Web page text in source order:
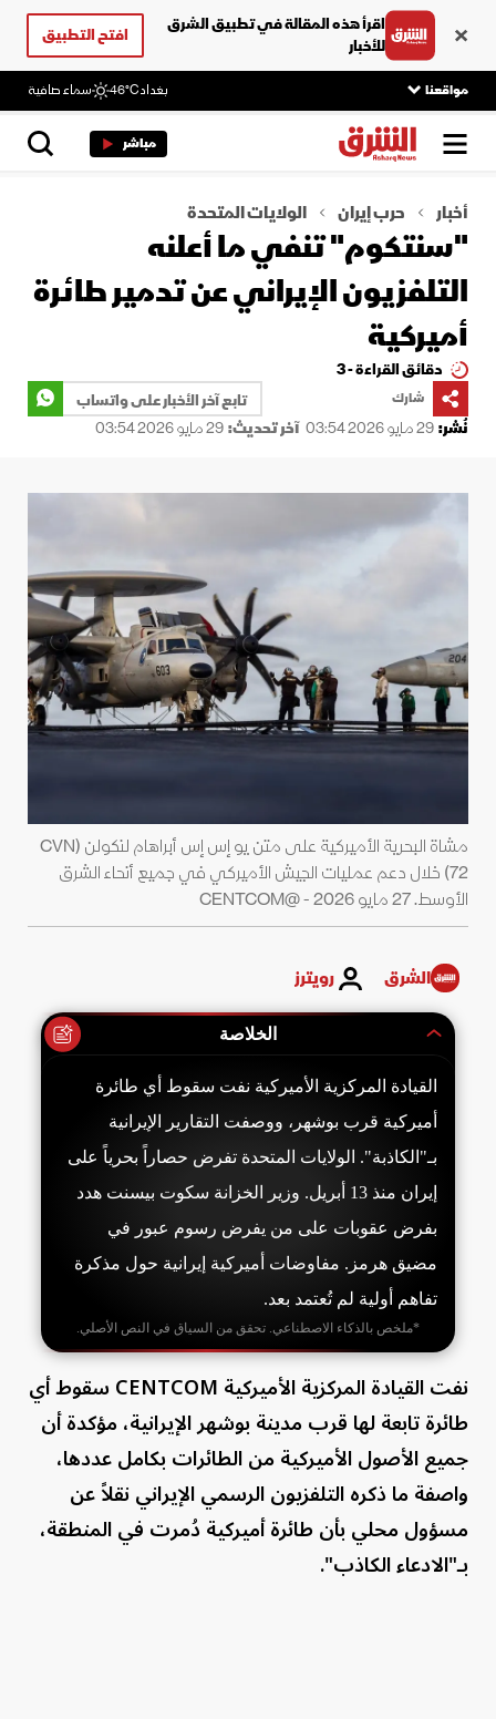
اقرأ هذه المقالة في تطبيق الشرق
للأخبار
افتح التطبيق
مواقعنا بغداد46°C سماء صافية
مباشر
أخبار حرب إيران الولايات المتحدة
"سنتكوم" تنفي ما أعلنه
التلفزيون الإيراني عن تدمير طائرة
أميركية
دقائق القراءة - 3
شارك
تابع آخر الأخبار على واتساب
نُشر:29 مايو 2026 03:54 آخر تحديث:29 مايو 2026 03:54
مشاة البحرية الأميركية على متن يو إس إس أبراهام لنكولن (CVN
72) خلال دعم عمليات الجيش الأميركي في جميع أنحاء الشرق
الأوسط. 27 مايو 2026 - @CENTCOM
الشرق رويترز
الخلاصة
القيادة المركزية الأميركية نفت سقوط أي طائرة
أميركية قرب بوشهر، ووصفت التقارير الإيرانية
بـ"الكاذبة". الولايات المتحدة تفرض حصاراً بحرياً على
إيران منذ 13 أبريل. وزير الخزانة سكوت بيسنت هدد
بفرض عقوبات على من يفرض رسوم عبور في
مضيق هرمز. مفاوضات أميركية إيرانية حول مذكرة
تفاهم أولية لم تُعتمد بعد.
*ملخص بالذكاء الاصطناعي. تحقق من السياق في النص الأصلي.
نفت القيادة المركزية الأميركية CENTCOM سقوط أي
طائرة ​تابعة لها قرب ⁠مدينة بوشهر الإيرانية، مؤكدة أن
جميع الأصول الأميركية من الطائرات بكامل عددها،
واصفة ما ذكره التلفزيون ​الرسمي الإيراني نقلاً ⁠عن
⁠مسؤول محلي بأن ​طائرة أميركية دُمرت ⁠في ​المنطقة،
بـ"الادعاء الكاذب".